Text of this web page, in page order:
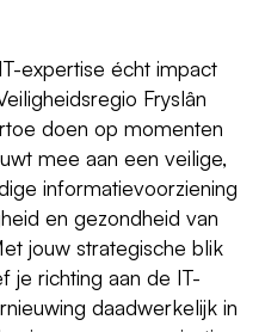
expertise écht impact
Fryslân
doen op momenten
mee aan een veilige,
informatievoorziening
en gezondheid van
jouw strategische blik
je richting aan de IT-
daadwerkelijk in